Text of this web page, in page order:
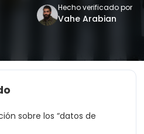
Hecho verificado por
Vahe Arabian
sobre los “datos de